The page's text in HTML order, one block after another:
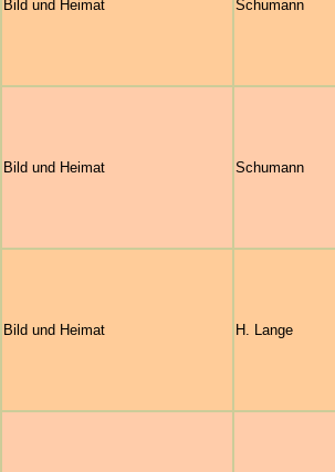
Bild und Heimat Schumann
Bild und Heimat Schumann
Bild und Heimat H. Lange